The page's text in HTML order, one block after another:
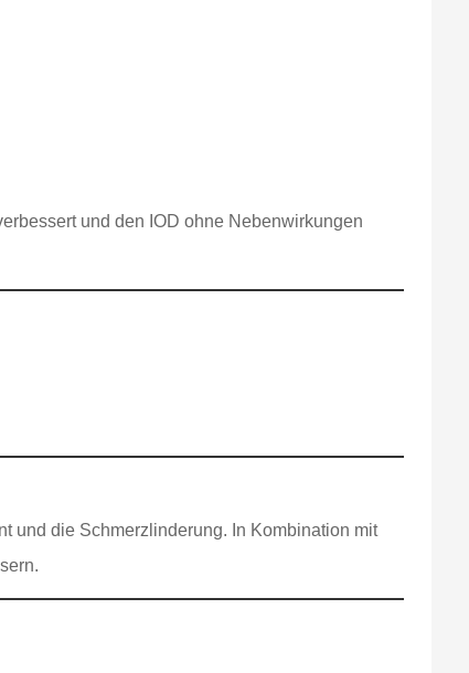
und den IOD ohne Nebenwirkungen
und die Schmerzlinderung. In Kombination mit